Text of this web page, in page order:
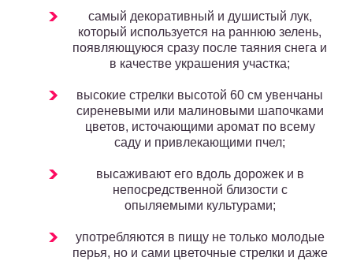
самый декоративный и душистый лук,
который используется на раннюю зелень,
появляющуюся сразу после таяния снега и
в качестве украшения участка;
высокие стрелки высотой 60 см увенчаны
сиреневыми или малиновыми шапочками
цветов, источающими аромат по всему
саду и привлекающими пчел;
высаживают его вдоль дорожек и в
непосредственной близости с
опыляемыми культурами;
употребляются в пищу не только молодые
перья, но и сами цветочные стрелки и даже